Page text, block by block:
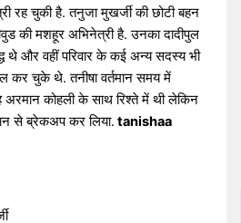
रह चुकी है. तनुजा मुखर्जी की छोटी बहन
की मशहूर अभिनेत्री है. उनका दादीपुल
थे और वहीं परिवार के कई अन्य सदस्य भी
कर चुके थे. तनीषा वर्तमान समय में
अरमान कोहली के साथ रिश्ते में थी लेकिन
से ब्रेकअप कर लिया. tanishaa